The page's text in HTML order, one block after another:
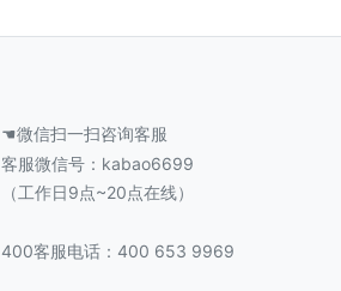
☚微信扫一扫咨询客服
客服微信号：kabao6699
（工作日9点~20点在线）
400客服电话：400 653 9969